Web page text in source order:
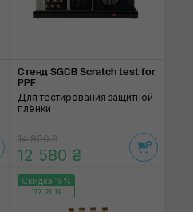
Стенд SGCB Scratch test for
PPF
Для тестирования защитной
плёнки
14 800 ₴
12 580 ₴
Скидка 15%
177:21:18